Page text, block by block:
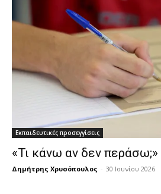
Εκπαιδευτικές προσεγγίσεις
«Τι κάνω αν δεν περάσω;»
Δημήτρης Χρυσόπουλος - 30 Ιουνίου 2026